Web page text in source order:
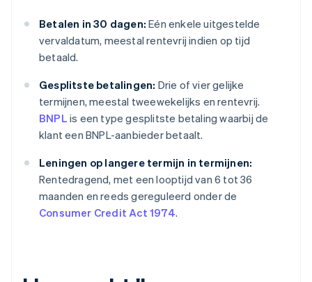
Betalen in 30 dagen: Eén enkele uitgestelde
vervaldatum, meestal rentevrij indien op tijd
betaald.
Gesplitste betalingen: Drie of vier gelijke
termijnen, meestal tweewekelijks en rentevrij.
BNPL is een type gesplitste betaling waarbij de
klant een BNPL-aanbieder betaalt.
Leningen op langere termijn in termijnen:
Rentedragend, met een looptijd van 6 tot 36
maanden en reeds gereguleerd onder de
Consumer Credit Act 1974.